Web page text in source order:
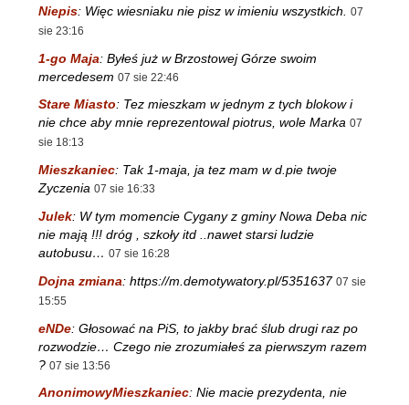
Niepis: Więc wiesniaku nie pisz w imieniu wszystkich.
07
sie 23:16
1-go Maja: Byłeś już w Brzostowej Górze swoim
mercedesem 07 sie 22:46
Stare Miasto: Tez mieszkam w jednym z tych blokow i
nie chce aby mnie reprezentowal piotrus, wole Marka 07
sie 18:13
Mieszkaniec: Tak 1-maja, ja tez mam w d.pie twoje
Zyczenia 07 sie 16:33
Julek: W tym momencie Cygany z gminy Nowa Deba nic
nie mają !!! dróg , szkoły itd ..nawet starsi ludzie
autobusu… 07 sie 16:28
Dojna zmiana: https://m.demotywatory.pl/5351637 07 sie
15:55
eNDe: Głosować na PiS, to jakby brać ślub drugi raz po
rozwodzie… Czego nie zrozumiałeś za pierwszym razem
? 07 sie 13:56
AnonimowyMieszkaniec: Nie macie prezydenta, nie